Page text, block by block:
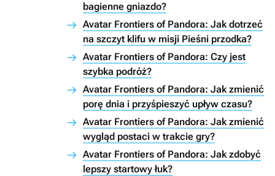
bagienne gniazdo?
Avatar Frontiers of Pandora: Jak dotrzeć
na szczyt klifu w misji Pieśni przodka?
Avatar Frontiers of Pandora: Czy jest
szybka podróż?
Avatar Frontiers of Pandora: Jak zmienić
porę dnia i przyśpieszyć upływ czasu?
Avatar Frontiers of Pandora: Jak zmienić
wygląd postaci w trakcie gry?
Avatar Frontiers of Pandora: Jak zdobyć
lepszy startowy łuk?